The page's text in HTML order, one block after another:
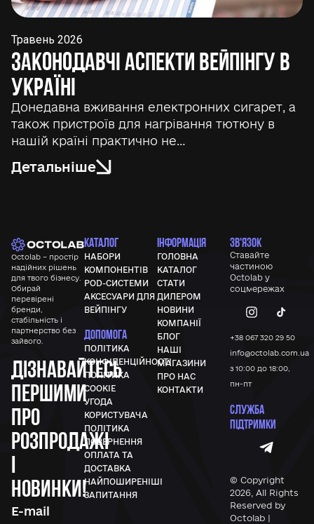
Травень 2026
Законодавчі аспекти вейпінгу в
Україні
Донедавна вживання електронних сигарет, а
також пристроїв для нагрівання тютюну в
нашій країні практично не…
Детальніше
Octolab – простір
надійних рішень
для твого бізнесу.
Обирай
перевірені
бренди,
стабільність і
партнерство без
зайвого.
Дізнавайтесь
першими
про
розпродажі
і
новинки!
КАТАЛОГ
НАБОРИ
КОМПОНЕНТІВ
POD-СИСТЕМИ
АКСЕСУАРИ ДЛЯ
ВЕЙПІНГУ
ДОПОМОГА
ПОЛІТИКА
КОНФІДЕНЦІЙНОСТІ
ПОЛІТИКА
COOKIE
УГОДА
КОРИСТУВАЧА
ПОЛІТИКА
ПОВЕРНЕННЯ
ОПЛАТА ТА
ДОСТАВКА
НАЙПОШИРЕНІШІ
ЗАПИТАННЯ
ІНФОРМАЦІЯ
ГОЛОВНА
КАТАЛОГ
СТАТИ
ДИЛЕРОМ
НОВИНИ
КОМПАНІЇ
БЛОГ
НАШІ
МАГАЗИНИ
ПРО НАС
КОНТАКТИ
ЗВ'ЯЗОК
Ставайте
частиною
Octolab у
соцмережах
+38 067 320 29 50
info@octolab.com.ua
з 10:00 до 18:00,
пн-пт
СЛУЖБА
ПІДТРИМКИ
© Copyright
2026, All Rights
Reserved by
Octolab |